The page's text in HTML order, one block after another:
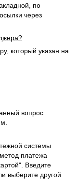
по
через
который указан на
вопрос
системы
платежа
Введите
выберите другой